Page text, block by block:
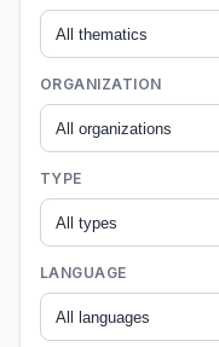
ORGANIZATION
TYPE
LANGUAGE